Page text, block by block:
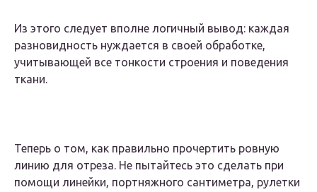
Из этого следует вполне логичный вывод: каждая
разновидность нуждается в своей обработке,
учитывающей все тонкости строения и поведения
ткани.
Теперь о том, как правильно прочертить ровную
линию для отреза. Не пытайтесь это сделать при
помощи линейки, портняжного сантиметра, рулетки